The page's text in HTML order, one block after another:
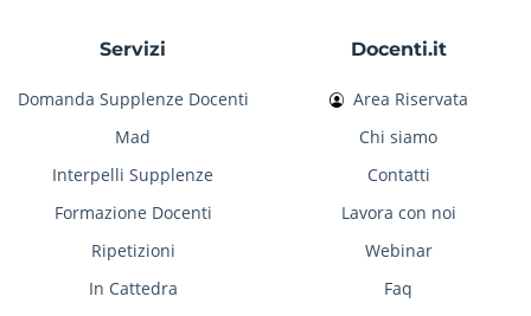
Servizi
Domanda Supplenze Docenti
Mad
Interpelli Supplenze
Formazione Docenti
Ripetizioni
In Cattedra
Docenti.it
Area Riservata
Chi siamo
Contatti
Lavora con noi
Webinar
Faq